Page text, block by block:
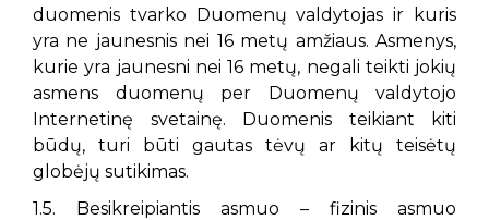
duomenis tvarko Duomenų valdytojas ir kuris
yra ne jaunesnis nei 16 metų amžiaus. Asmenys,
kurie yra jaunesni nei 16 metų, negali teikti jokių
asmens duomenų per Duomenų valdytojo
Internetinę svetainę. Duomenis teikiant kiti
būdų, turi būti gautas tėvų ar kitų teisėtų
globėjų sutikimas.
1.5. Besikreipiantis asmuo – fizinis asmuo